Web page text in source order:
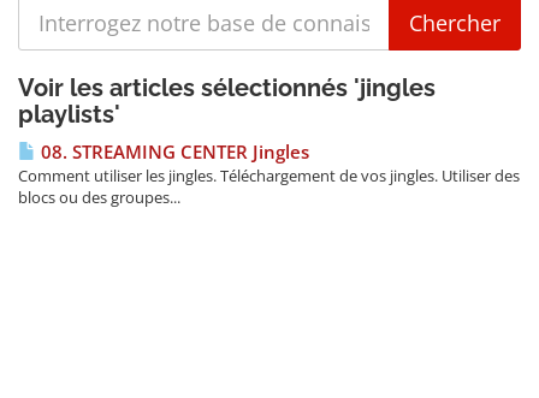
Voir les articles sélectionnés 'jingles
playlists'
08. STREAMING CENTER Jingles
Comment utiliser les jingles. Téléchargement de vos jingles. Utiliser des
blocs ou des groupes...